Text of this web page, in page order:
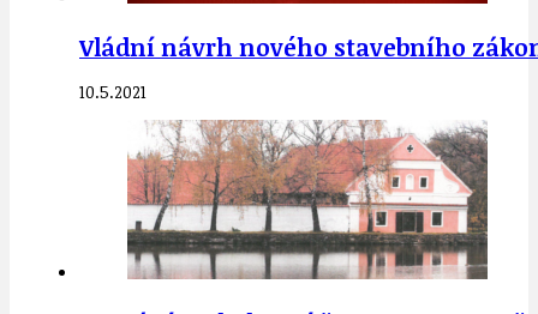
Vládní návrh nového stavebního
10.5.2021